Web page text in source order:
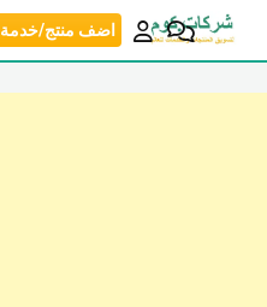
انتقل
اضف منتج/خدمة